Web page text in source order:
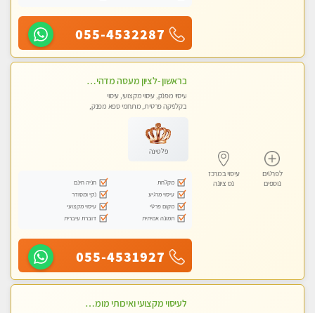
055-4532287
לפרטים
נוספים
עיסוי במרכז
נס ציונה
בראשון -לציון מעסה מדהימה ביותר בתל אביב ומומלץ לחלוטין! פרטי! ​​​​​​ Highly recommended
עיסוי מפנק, עיסוי מקצועי, עיסוי
בקלניקה פרטית, מתחמי ספא מפנק,
פלטינה
מקלחת
חניה חינם
עיסוי מרגיע
נקי ומסודר
מקום פרטי
עיסוי מקצועי
תמונה אמיתית
דוברת עיברית
055-4531927
לעיסוי מקצועי ואיכותי מומלץ מאוד!! ממתינה לך שתגיע מעסה פרטית-ללא מין !!